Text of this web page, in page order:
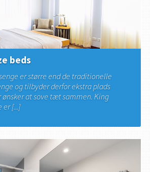
beds
er større end de traditionelle
og tilbyder derfor ekstra plads
ønsker at sove tæt sammen. King
er [...]